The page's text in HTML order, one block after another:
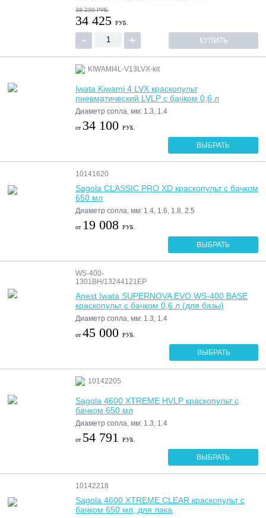
38 250РУБ.
34 425 РУБ.
КУПИТЬ
KIWAMI4L-V13LVX-kit
Iwata Kiwami 4 LVX краскопульт
пневматический LVLP с бачком 0,6 л
Диаметр сопла, мм: 1.3, 1.4
от 34 100 РУБ.
ВЫБРАТЬ
10141620
Sagola CLASSIC PRO XD краскопульт с бачком
650 мл
Диаметр сопла, мм: 1.4, 1.6, 1.8, 2.5
от 19 008 РУБ.
ВЫБРАТЬ
WS-400-
1301BH/13244121EP
Anest Iwata SUPERNOVA EVO WS-400 BASE
краскопульт с бачком 0,6 л (для базы)
Диаметр сопла, мм: 1.3, 1.4
от45 000 РУБ.
ВЫБРАТЬ
10142205
Sagola 4600 XTREME HVLP краскопульт с
бачком 650 мл
Диаметр сопла, мм: 1.3, 1.4
от 54 791 РУБ.
ВЫБРАТЬ
10142218
Sagola 4600 XTREME CLEAR краскопульт с
бачком 650 мл, для лака